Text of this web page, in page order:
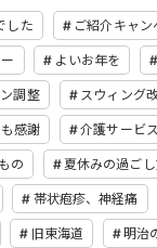
した ご紹介キャン
よいお年を
調整 スウィング
感謝 介護サービス
の 夏休みの過ご
帯状疱疹、神経痛
旧東海道 明治